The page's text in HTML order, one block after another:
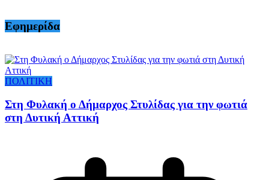
Εφημερίδα
ΠΟΛΙΤΙΚΗ
Στη Φυλακή ο Δήμαρχος Στυλίδας για την φωτιά
στη Δυτική Αττική